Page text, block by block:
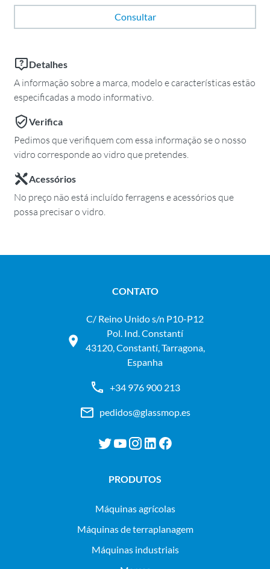
Consultar
Detalhes
A informação sobre a marca, modelo e características estão
especificadas a modo informativo.
Verifica
Pedimos que verifiquem com essa informação se o nosso
vidro corresponde ao vidro que pretendes.
Acessórios
No preço não está incluído ferragens e acessórios que
possa precisar o vidro.
CONTATO
C/ Reino Unido s/n P10-P12
Pol. Ind. Constantí
43120, Constantí, Tarragona,
Espanha
+34 976 900 213
pedidos@glassmop.es
PRODUTOS
máquinas agrícolas
máquinas de terraplanagem
máquinas industriais